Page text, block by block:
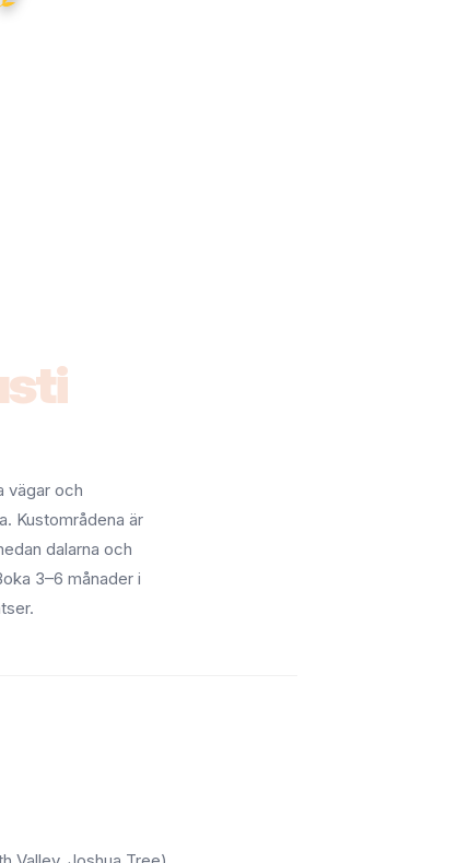
vägar och
Kustområdena är
dalarna och
3–6 månader i